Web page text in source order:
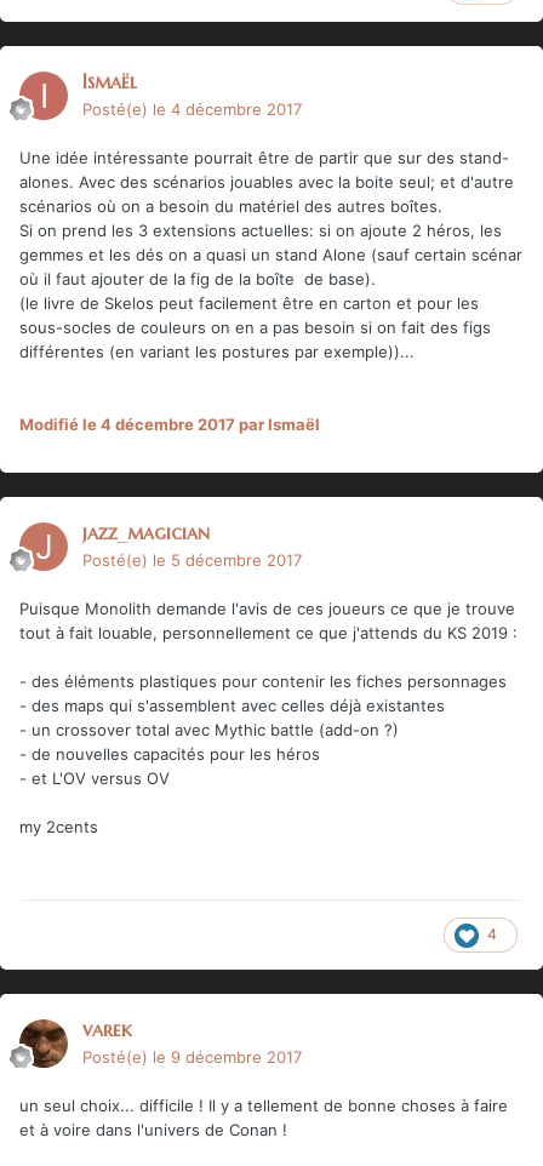
Ismaël
Posté(e) le 4 décembre 2017
Une idée intéressante pourrait être de partir que sur des stand-
alones. Avec des scénarios jouables avec la boite seul; et d'autre
scénarios où on a besoin du matériel des autres boîtes.
Si on prend les 3 extensions actuelles: si on ajoute 2 héros, les
gemmes et les dés on a quasi un stand Alone (sauf certain scénar
où il faut ajouter de la fig de la boîte de base).
(le livre de Skelos peut facilement être en carton et pour les
sous-socles de couleurs on en a pas besoin si on fait des figs
différentes (en variant les postures par exemple))...
Modifiéle 4 décembre 2017 par Ismaël
jazz_magician
Posté(e) le 5 décembre 2017
Puisque Monolith demande l'avis de ces joueurs ce que je trouve
tout à fait louable, personnellement ce que j'attends du KS 2019 :
- des éléments plastiques pour contenir les fiches personnages
- des maps qui s'assemblent avec celles déjà existantes
- un crossover total avec Mythic battle (add-on ?)
- de nouvelles capacités pour les héros
- et L'OV versus OV
my 2cents
4
varek
Posté(e) le 9 décembre 2017
un seul choix... difficile ! Il y a tellement de bonne choses à faire
et à voire dans l'univers de Conan !